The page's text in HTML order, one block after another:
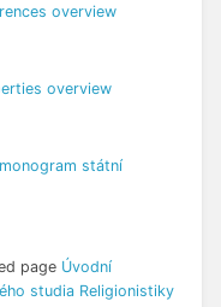
overview
overview
státní
page Úvodní
studia Religionistiky